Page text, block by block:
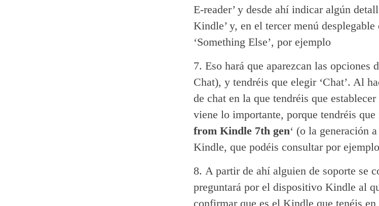
E-reader’ y desde ahí indicar algún
Kindle’ y, en el tercer menú
‘Something Else’, por ejemplo
Eso hará que aparezcan las opciones
Chat), y tendréis que elegir ‘Chat’. Al
de chat en la que tendréis que
viene lo importante, porque tendréis que
from Kindle 7th gen‘ (o la generación
Kindle, que podéis consultar por ejemplo
A partir de ahí alguien de soporte se
preguntará por el dispositivo Kindle al
confirmar que es el Kindle que tenéis